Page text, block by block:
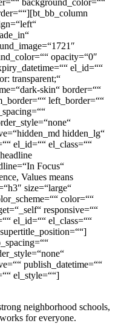
opacity=“0″
el_id=““
transparent;“
skin“ border=““
left_border=““
hidden_lg“
el_id=““ el_class=““
Focus“
Values means
size=“large“
color=““
responsive=““
el_id=““ el_class=““
publish_datetime=““
el_style=““]
neighborhood schools,
for everyone.